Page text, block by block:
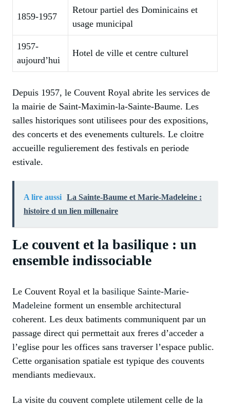
1859-1957
Retour partiel des Dominicains et
usage municipal
1957-
aujourd’hui
Hotel de ville et centre culturel
Depuis 1957, le Couvent Royal abrite les services de
la mairie de Saint-Maximin-la-Sainte-Baume. Les
salles historiques sont utilisees pour des expositions,
des concerts et des evenements culturels. Le cloitre
accueille regulierement des festivals en periode
estivale.
A lire aussi La Sainte-Baume et Marie-Madeleine :
histoire d un lien millenaire
Le couvent et la basilique : un
ensemble indissociable
Le Couvent Royal et la basilique Sainte-Marie-
Madeleine forment un ensemble architectural
coherent. Les deux batiments communiquent par un
passage direct qui permettait aux freres d’acceder a
l’eglise pour les offices sans traverser l’espace public.
Cette organisation spatiale est typique des couvents
mendiants medievaux.
La visite du couvent complete utilement celle de la